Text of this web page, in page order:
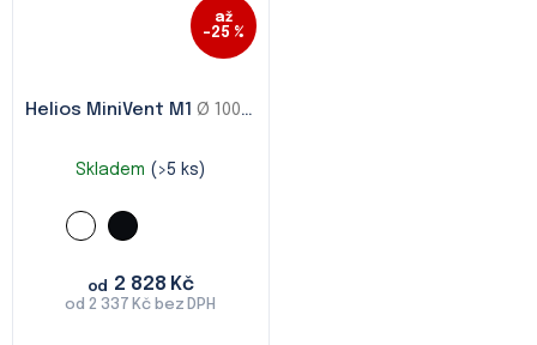
až
–25 %
Helios MiniVent M1 Ø 100 / Ø 120 / Ø 150
Skladem (>5 ks)
od 2 337 Kč bez DPH
od 2 828 Kč